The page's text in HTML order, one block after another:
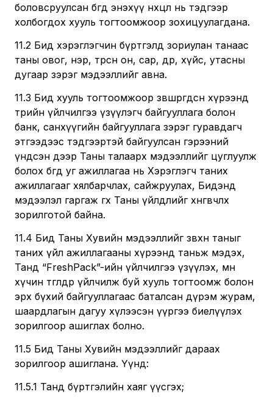
боловсруулсан бөгөөд энэхүү нөхцөл нь тэдгээр
холбогдох хууль тогтоомжоор зохицуулагдана.
11.2 Бид хэрэглэгчин бүртгэлд зориулан танаас
таны овог, нэр, төрсөн он, сар, өдөр, хүйс, утасны
дугаар зэрэг мэдээллийг авна.
11.3 Бид хууль тогтоомжоор зөвшөөрөгдсөн хүрээнд
төрийн үйлчилгээ үзүүлэгч байгууллага болон
банк, санхүүгийн байгууллага зэрэг гуравдагч
этгээдээс тэдгээртэй байгуулсан гэрээний
үндсэн дээр Таны талаарх мэдээллийг цуглуулж
болох бөгөөд уг ажиллагаа нь Хэрэглэгч таних
ажиллагааг хялбарчлах, сайжруулах, Бидэнд
мэдээлэл гаргаж өгөх Таны үйлдлийг хөнгөвчлөх
зорилготой байна.
11.4 Бид Таны Хувийн мэдээллийг зөвхөн таныг
таних үйл ажиллагааны хүрээнд таньж мэдэх,
Танд “FreshPack”-ийн үйлчилгээ үзүүлэх, мөн
хүчин төгөлдөр үйлчилж буй хууль тогтоомж болон
эрх бүхий байгууллагаас баталсан дүрэм журам,
шаардлагын дагуу хүлээсэн үүргээ биелүүлэх
зорилгоор ашиглах болно.
11.5 Бид Таны Хувийн мэдээллийг дараах
зорилгоор ашиглана. Үүнд:
11.5.1 Танд бүртгэлийн хаяг үүсгэх;